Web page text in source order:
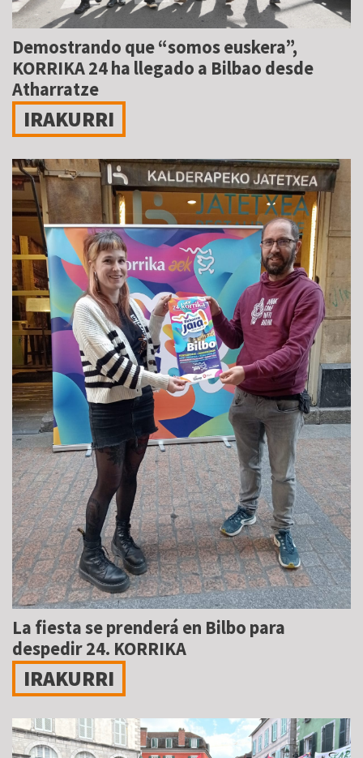
Demostrando que “somos euskera”,
KORRIKA 24 ha llegado a Bilbao desde
Atharratze
IRAKURRI
La fiesta se prenderá en Bilbo para
despedir 24. KORRIKA
IRAKURRI